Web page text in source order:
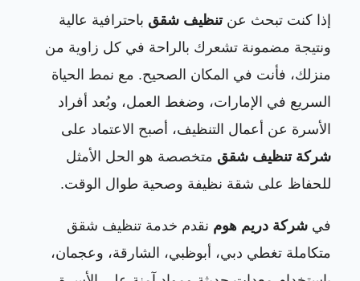
5 5. هل تقومون بتنظيف بعد التشطيب؟
6
7 7. هل تقدمون تنظيف شقق مفروشة؟
8 8. هل تقدمون تنظيف شقق غير مفروشة؟
إذا كنت تبحث عنتنظيف شقق باحترافية عالية
ونتيجة مضمونة تشعرك بالراحة في كل زاوية من
منزلك، فأنت في المكان الصحيح. مع نمط الحياة
السريع في الإمارات، وضغط العمل، وبُعد أفراد
الأسرة عن أعمال التنظيف، أصبح الاعتماد على
شركة تنظيف شقق متخصصة هو الحل الأمثل
للحفاظ على شقة نظيفة وصحية طوال الوقت.
في شركة دريم هوم نقدم خدمة تنظيف شقق
متكاملة تغطي دبي، أبوظبي، الشارقة، وعجمان،